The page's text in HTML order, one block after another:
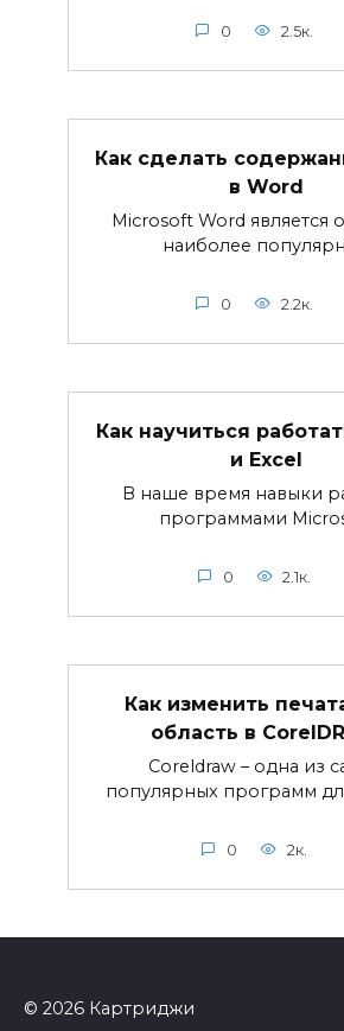
0 2.5к.
Как сделать
в Word
Microsoft Word является
наиболее
0 2.2к.
Как научиться
и Excel
В наше время навыки
программами
0 2.1к.
Как изменить
область в
Coreldraw – одна из
популярных программ
0 2к.
© 2026 Картриджи